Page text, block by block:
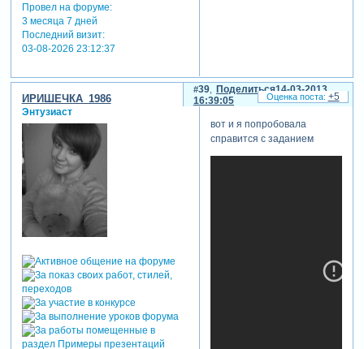
Провел на форуме:
3 месяца 7 дней
Последний визит:
03-08-2026 23:12:37
Поделиться
39
14-03-2013
16:39:05
ИРИШЕЧКА_1986
Энтузиаст
вот и я попробовала
справится с заданием
+5